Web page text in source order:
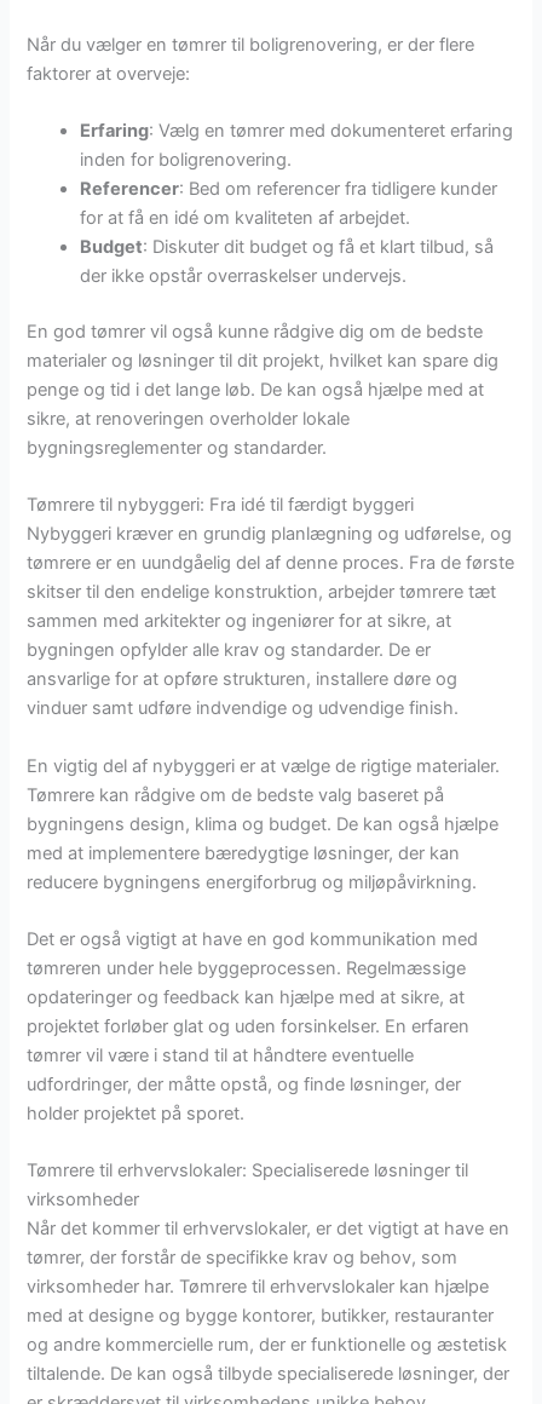
Når du vælger en tømrer til boligrenovering, er der flere
faktorer at overveje:
Erfaring: Vælg en tømrer med dokumenteret erfaring
inden for boligrenovering.
Referencer: Bed om referencer fra tidligere kunder
for at få en idé om kvaliteten af arbejdet.
Budget: Diskuter dit budget og få et klart tilbud, så
der ikke opstår overraskelser undervejs.
En god tømrer vil også kunne rådgive dig om de bedste
materialer og løsninger til dit projekt, hvilket kan spare dig
penge og tid i det lange løb. De kan også hjælpe med at
sikre, at renoveringen overholder lokale
bygningsreglementer og standarder.
Tømrere til nybyggeri: Fra idé til færdigt byggeri
Nybyggeri kræver en grundig planlægning og udførelse, og
tømrere er en uundgåelig del af denne proces. Fra de første
skitser til den endelige konstruktion, arbejder tømrere tæt
sammen med arkitekter og ingeniører for at sikre, at
bygningen opfylder alle krav og standarder. De er
ansvarlige for at opføre strukturen, installere døre og
vinduer samt udføre indvendige og udvendige finish.
En vigtig del af nybyggeri er at vælge de rigtige materialer.
Tømrere kan rådgive om de bedste valg baseret på
bygningens design, klima og budget. De kan også hjælpe
med at implementere bæredygtige løsninger, der kan
reducere bygningens energiforbrug og miljøpåvirkning.
Det er også vigtigt at have en god kommunikation med
tømreren under hele byggeprocessen. Regelmæssige
opdateringer og feedback kan hjælpe med at sikre, at
projektet forløber glat og uden forsinkelser. En erfaren
tømrer vil være i stand til at håndtere eventuelle
udfordringer, der måtte opstå, og finde løsninger, der
holder projektet på sporet.
Tømrere til erhvervslokaler: Specialiserede løsninger til
virksomheder
Når det kommer til erhvervslokaler, er det vigtigt at have en
tømrer, der forstår de specifikke krav og behov, som
virksomheder har. Tømrere til erhvervslokaler kan hjælpe
med at designe og bygge kontorer, butikker, restauranter
og andre kommercielle rum, der er funktionelle og æstetisk
tiltalende. De kan også tilbyde specialiserede løsninger, der